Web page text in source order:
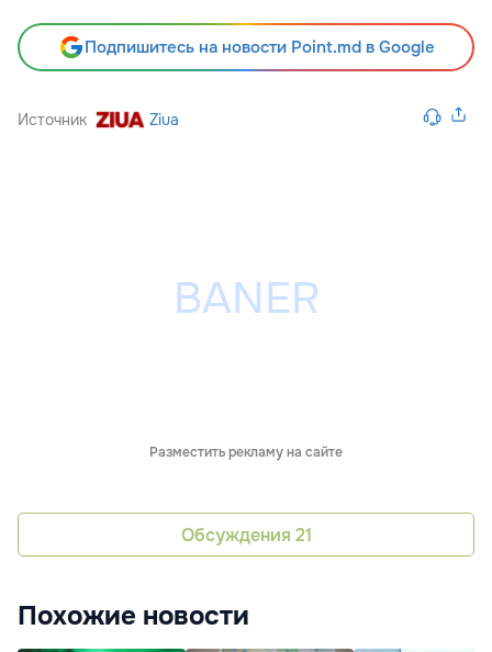
Подпишитесь на новости Point.md в Google
Источник Ziua
Разместить рекламу на сайте
Обсуждения 21
Похожие новости